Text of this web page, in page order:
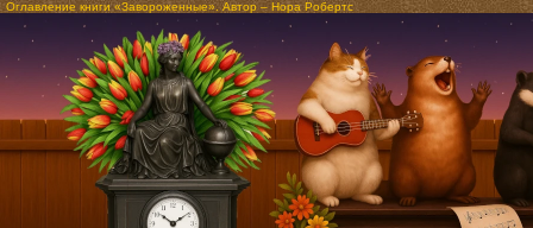
Оглавление книги «Завороженные». Автор – Нора Робертс